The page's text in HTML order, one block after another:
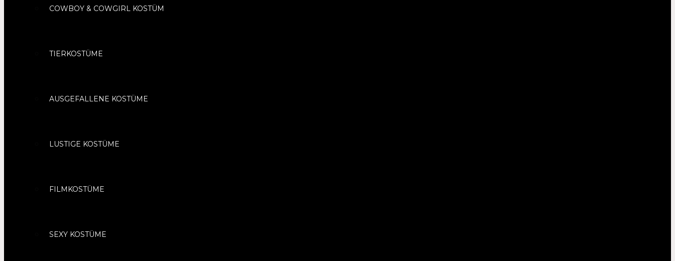
COWBOY & COWGIRL KOSTÜM
TIERKOSTÜME
AUSGEFALLENE KOSTÜME
LUSTIGE KOSTÜME
FILMKOSTÜME
SEXY KOSTÜME